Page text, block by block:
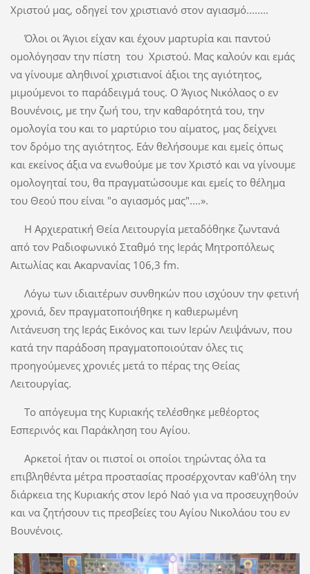
Χριστού μας, οδηγεί τον χριστιανό στον αγιασμό........
Όλοι οι Άγιοι είχαν και έχουν μαρτυρία και παντού
ομολόγησαν την πίστη του Χριστού. Μας καλούν και εμάς
να γίνουμε αληθινοί χριστιανοί άξιοι της αγιότητος,
μιμούμενοι το παράδειγμά τους. Ο Άγιος Νικόλαος ο εν
Βουνένοις, με την ζωή του, την καθαρότητά του, την
ομολογία του και το μαρτύριο του αίματος, μας δείχνει
τον δρόμο της αγιότητος. Εάν θελήσουμε και εμείς όπως
και εκείνος άξια να ενωθούμε με τον Χριστό και να γίνουμε
ομολογηταί του, θα πραγματώσουμε και εμείς το θέλημα
του Θεού που είναι "ο αγιασμός μας"....».
Η Αρχιερατική Θεία Λειτουργία μεταδόθηκε ζωντανά
από τον Ραδιοφωνικό Σταθμό της Ιεράς Μητροπόλεως
Αιτωλίας και Ακαρνανίας 106,3 fm.
Λόγω των ιδιαιτέρων συνθηκών που ισχύουν την φετινή
χρονιά, δεν πραγματοποιήθηκε η καθιερωμένη
Λιτάνευση της Ιεράς Εικόνος και των Ιερών Λειψάνων, που
κατά την παράδοση πραγματοποιούταν όλες τις
προηγούμενες χρονιές μετά το πέρας της Θείας
Λειτουργίας.
Το απόγευμα της Κυριακής τελέσθηκε μεθέορτος
Εσπερινός και Παράκληση του Αγίου.
Αρκετοί ήταν οι πιστοί οι οποίοι τηρώντας όλα τα
επιβληθέντα μέτρα προστασίας προσέρχονταν καθ'όλη την
διάρκεια της Κυριακής στον Ιερό Ναό για να προσευχηθούν
και να ζητήσουν τις πρεσβείες του Αγίου Νικολάου του εν
Βουνένοις.